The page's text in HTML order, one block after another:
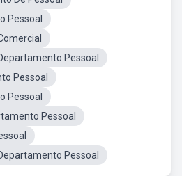
Pessoal
Pessoal
Pessoal
Pessoal
Pessoal
Pessoal